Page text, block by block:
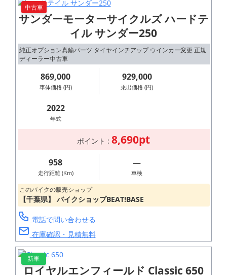
中古車
サンダーモーターサイクルズ ハードテ
イル サンダー250
純正オプション真鍮パーツ タイヤインチアップ ウインカー変更 正規
ディーラー中古車
869,000
車体価格 (円)
929,000
乗出価格 (円)
2022
年式
ポイント : 8,690pt
958
走行距離 (Km)
―
車検
このバイクの販売ショップ
【千葉県】 バイクショップBEAT!BASE
電話で問い合わせる
在庫確認・見積無料
新車
ロイヤルエンフィールド Classic 650